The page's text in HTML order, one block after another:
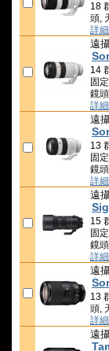
18
頭,
詳
遠
14
固
鏡
詳
遠
13
固
鏡
詳
遠
15
固
鏡
詳
遠
13
頭,
詳
遠